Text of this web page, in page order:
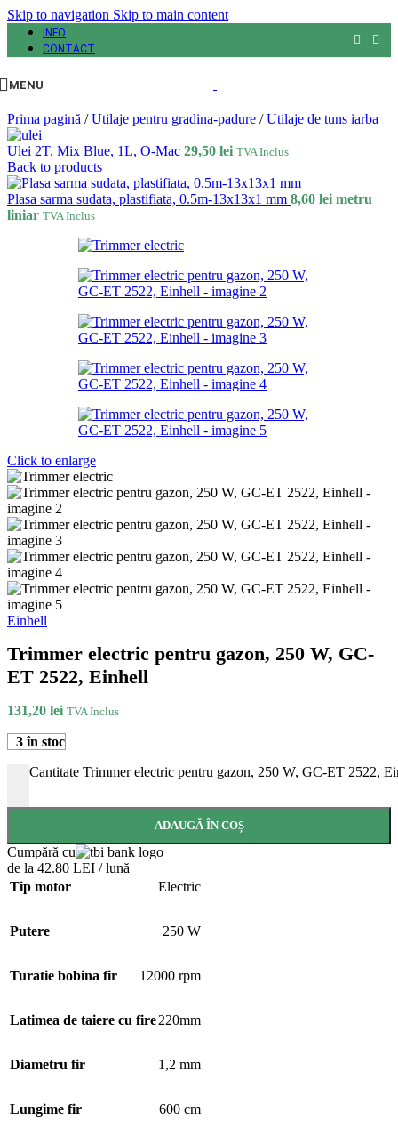
Skip to navigation Skip to main content
INFO
CONTACT
MENU
Prima pagină / Utilaje pentru gradina-padure / Utilaje de tuns iarba
Ulei 2T, Mix Blue, 1L, O-Mac 29,50 lei TVA Inclus
Back to products
Plasa sarma sudata, plastifiata, 0.5m-13x13x1 mm 8,60 lei metru
liniar TVA Inclus
Click to enlarge
Einhell
Trimmer electric pentru gazon, 250 W, GC-
ET 2522, Einhell
131,20 lei TVA Inclus
3 în stoc
-
Cantitate Trimmer electric pentru gazon, 250 W, GC-ET 2522,
ADAUGĂ ÎN COȘ
Cumpără cu
de la 42.80 LEI / lună
Tip motor
Electric
Putere 250 W
Turatie bobina fir 12000 rpm
Latimea de taiere cu fire220mm
Diametru fir 1,2 mm
Lungime fir 600 cm